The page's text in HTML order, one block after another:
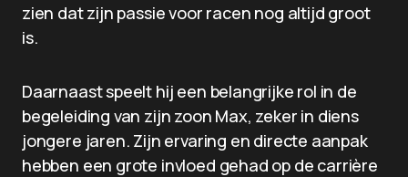
zien dat zijn passie voor racen nog altijd groot
is.
Daarnaast speelt hij een belangrijke rol in de
begeleiding van zijn zoon Max, zeker in diens
jongere jaren. Zijn ervaring en directe aanpak
hebben een grote invloed gehad op de carrière